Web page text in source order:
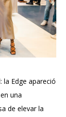
Edge apareció
una
de elevar la